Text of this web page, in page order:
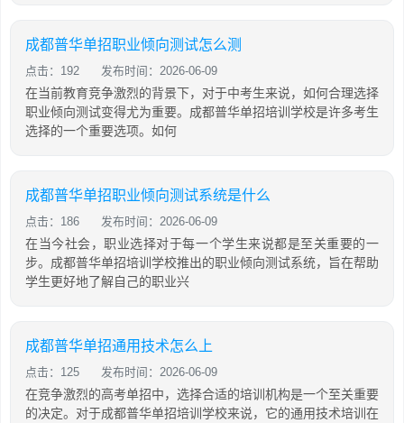
成都普华单招职业倾向测试怎么测
点击：192 发布时间：2026-06-09
在当前教育竞争激烈的背景下，对于中考生来说，如何合理选择
职业倾向测试变得尤为重要。成都普华单招培训学校是许多考生
选择的一个重要选项。如何
成都普华单招职业倾向测试系统是什么
点击：186 发布时间：2026-06-09
在当今社会，职业选择对于每一个学生来说都是至关重要的一
步。成都普华单招培训学校推出的职业倾向测试系统，旨在帮助
学生更好地了解自己的职业兴
成都普华单招通用技术怎么上
点击：125 发布时间：2026-06-09
在竞争激烈的高考单招中，选择合适的培训机构是一个至关重要
的决定。对于成都普华单招培训学校来说，它的通用技术培训在